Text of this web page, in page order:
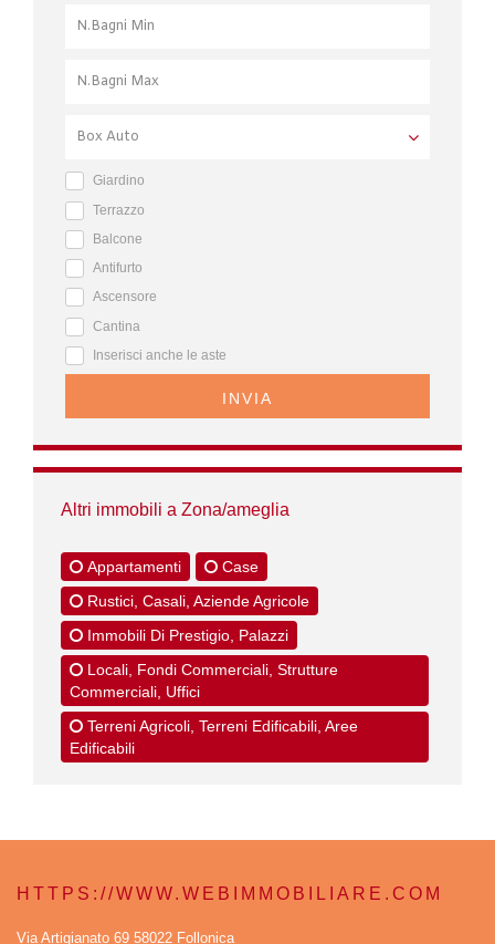
Giardino
Terrazzo
Balcone
Antifurto
Ascensore
Cantina
Inserisci anche le aste
INVIA
Altri immobili a Zona/ameglia
Appartamenti
Case
Rustici, Casali, Aziende Agricole
Immobili Di Prestigio, Palazzi
Locali, Fondi Commerciali, Strutture
Commerciali, Uffici
Terreni Agricoli, Terreni Edificabili, Aree
Edificabili
HTTPS://WWW.WEBIMMOBILIARE.COM
Via Artigianato 69 58022 Follonica